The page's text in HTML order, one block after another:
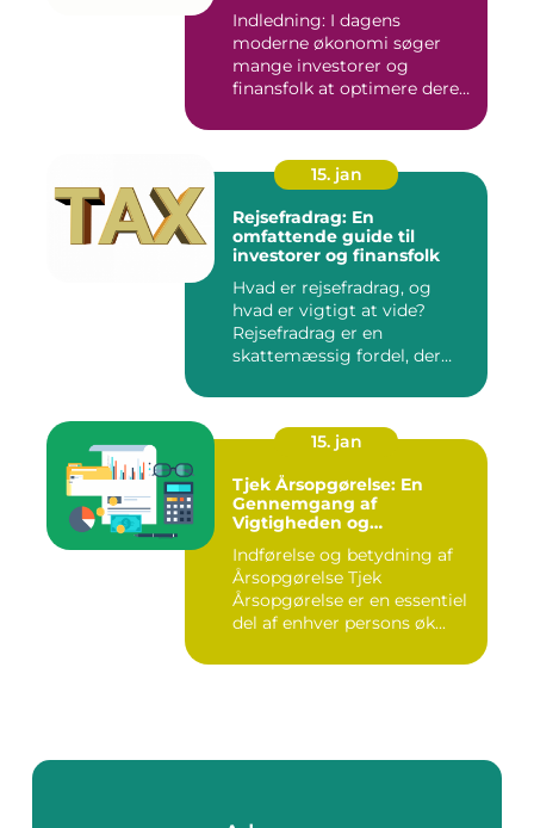
Indledning: I dagens
moderne økonomi søger
mange investorer og
finansfolk at optimere deres
15. jan
Rejsefradrag: En
omfattende guide til
investorer og finansfolk
Hvad er rejsefradrag, og
hvad er vigtigt at vide?
Rejsefradrag er en
skattemæssig fordel, der
15. jan
Tjek Årsopgørelse: En
Gennemgang af
Vigtigheden og
Indførelse og betydning af
Årsopgørelse Tjek
Årsopgørelse er en essentiel
del af enhver persons øk...